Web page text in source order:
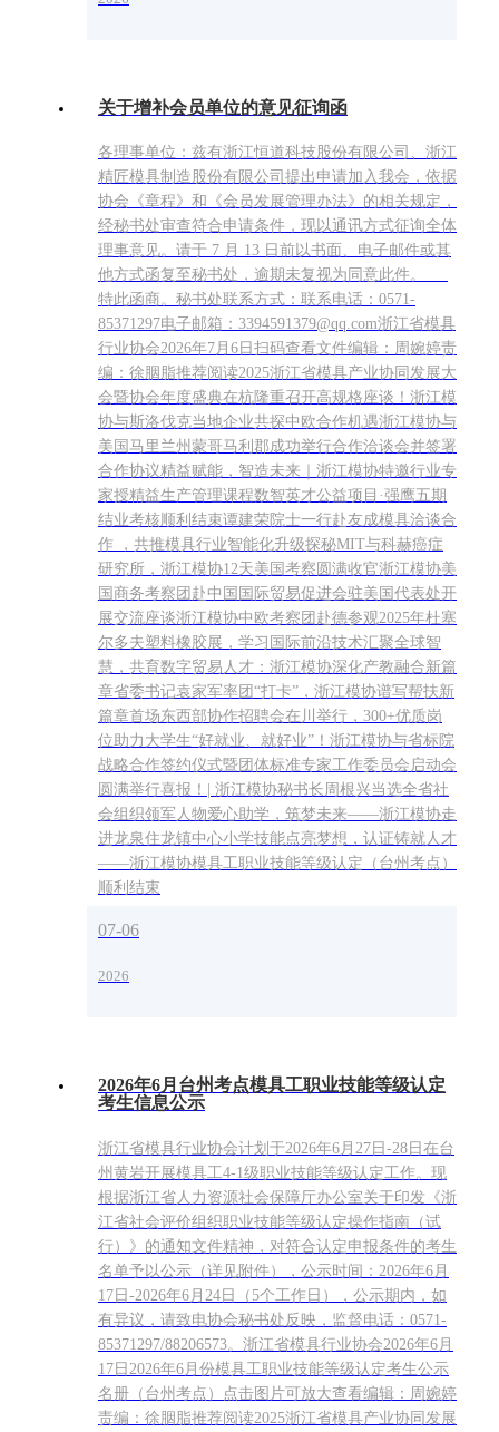
关于增补会员单位的意见征询函
各理事单位：兹有浙江恒道科技股份有限公司、浙江
精匠模具制造股份有限公司提出申请加入我会，依据
协会《章程》和《会员发展管理办法》的相关规定，
经秘书处审查符合申请条件，现以通讯方式征询全体
理事意见。请于 7 月 13 日前以书面、电子邮件或其
他方式函复至秘书处，逾期未复视为同意此件。
特此函商。秘书处联系方式：联系电话：0571-
85371297电子邮箱：3394591379@qq.com浙江省模具
行业协会2026年7月6日扫码查看文件编辑：周婉婷责
编：徐胭脂推荐阅读2025浙江省模具产业协同发展大
会暨协会年度盛典在杭隆重召开高规格座谈！浙江模
协与斯洛伐克当地企业共探中欧合作机遇浙江模协与
美国马里兰州蒙哥马利郡成功举行合作洽谈会并签署
合作协议精益赋能，智造未来｜浙江模协特邀行业专
家授精益生产管理课程数智英才公益项目·强鹰五期
结业考核顺利结束谭建荣院士一行赴友成模具洽谈合
作 ，共推模具行业智能化升级探秘MIT与科赫癌症
研究所，浙江模协12天美国考察圆满收官浙江模协美
国商务考察团赴中国国际贸易促进会驻美国代表处开
展交流座谈浙江模协中欧考察团赴德参观2025年杜塞
尔多夫塑料橡胶展，学习国际前沿技术汇聚全球智
慧，共育数字贸易人才：浙江模协深化产教融合新篇
章省委书记袁家军率团“打卡”，浙江模协谱写帮扶新
篇章首场东西部协作招聘会在川举行，300+优质岗
位助力大学生“好就业、就好业”！浙江模协与省标院
战略合作签约仪式暨团体标准专家工作委员会启动会
圆满举行喜报！| 浙江模协秘书长周根兴当选全省社
会组织领军人物爱心助学，筑梦未来——浙江模协走
进龙泉住龙镇中心小学技能点亮梦想，认证铸就人才
——浙江模协模具工职业技能等级认定（台州考点）
顺利结束
07-06
2026
2026年6月台州考点模具工职业技能等级认定
考生信息公示
浙江省模具行业协会计划于2026年6月27日-28日在台
州黄岩开展模具工4-1级职业技能等级认定工作。现
根据浙江省人力资源社会保障厅办公室关于印发《浙
江省社会评价组织职业技能等级认定操作指南（试
行）》的通知文件精神，对符合认定申报条件的考生
名单予以公示（详见附件），公示时间：2026年6月
17日-2026年6月24日（5个工作日），公示期内，如
有异议，请致电协会秘书处反映，监督电话：0571-
85371297/88206573。浙江省模具行业协会2026年6月
17日2026年6月份模具工职业技能等级认定考生公示
名册（台州考点）点击图片可放大查看编辑：周婉婷
责编：徐胭脂推荐阅读2025浙江省模具产业协同发展